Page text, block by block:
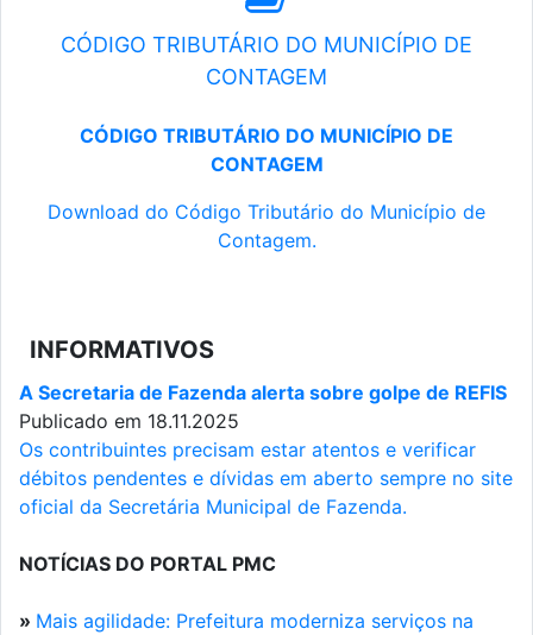
CÓDIGO TRIBUTÁRIO DO MUNICÍPIO DE
CONTAGEM
CÓDIGO TRIBUTÁRIO DO MUNICÍPIO DE
CONTAGEM
Download do Código Tributário do Município de
Contagem.
INFORMATIVOS
A Secretaria de Fazenda alerta sobre golpe de REFIS
Publicado em 18.11.2025
Os contribuintes precisam estar atentos e verificar
débitos pendentes e dívidas em aberto sempre no site
oficial da Secretária Municipal de Fazenda.
NOTÍCIAS DO PORTAL PMC
» Mais agilidade: Prefeitura moderniza serviços na